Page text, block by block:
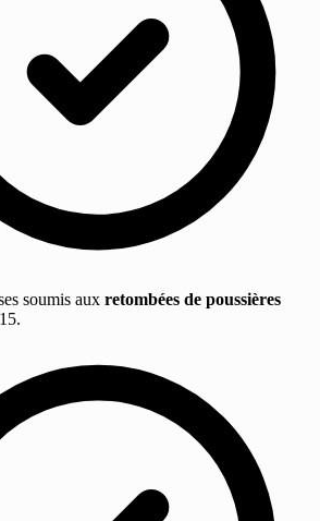
soumis aux retombées de poussières